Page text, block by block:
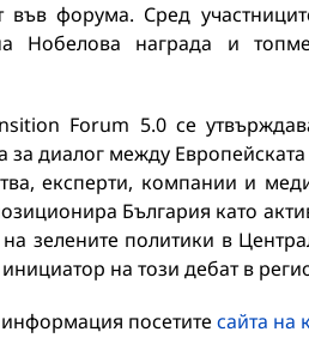
форума. Сред
Нобелова награда и
Forum 5.0 се
за диалог между
експерти, компании и
България като
зелените политики в
на този дебат в
посетите сайта на